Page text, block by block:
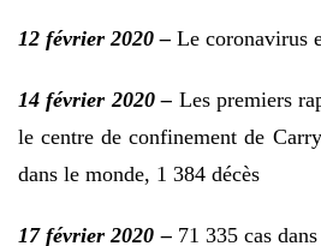
12 février 2020 – Le coronavirus
14 février 2020 – Les premiers
le centre de confinement de
dans le monde, 1 384 décès
17 février 2020 –71 335 cas